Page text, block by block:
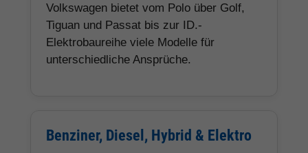
Volkswagen bietet vom Polo über Golf,
Tiguan und Passat bis zur ID.-
Elektrobaureihe viele Modelle für
unterschiedliche Ansprüche.
Benziner, Diesel, Hybrid & Elektro